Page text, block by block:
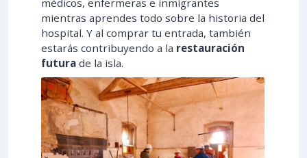
médicos, enfermeras e inmigrantes
mientras aprendes todo sobre la historia del
hospital. Y al comprar tu entrada, también
estarás contribuyendo a la restauración
futura de la isla.